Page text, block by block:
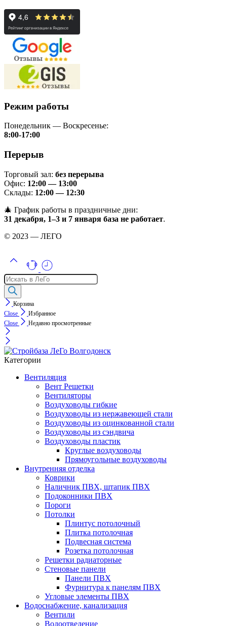
Режим работы
Понедельник — Воскресенье:
8:00-17:00
Перерыв
Торговый зал: без перерыва
Офис: 12:00 — 13:00
Склады: 12:00 — 12:30
🎄 График работы в праздничные дни:
31 декабря, 1–3 и 7 января база не работает.
© 2023 — ЛЕГО
Поиск
товаров
Корзина
Close
Избранное
Close
Недавно просмотренные
Категории
Вентиляция
Вент Решетки
Вентиляторы
Воздуховоды гибкие
Воздуховоды из нержавеющей стали
Воздуховоды из оцинкованной стали
Воздуховоды из сэндвича
Воздуховоды пластик
Круглые воздуховоды
Прямоугольные воздуховоды
Внутренняя отделка
Коврики
Наличник ПВХ, штапик ПВХ
Подоконники ПВХ
Пороги
Потолки
Плинтус потолочный
Плитка потолочная
Подвесная система
Розетка потолочная
Решетки радиаторные
Стеновые панели
Панели ПВХ
Фурнитура к панелям ПВХ
Угловые элементы ПВХ
Водоснабжение, канализация
Вентили
Водоотведение